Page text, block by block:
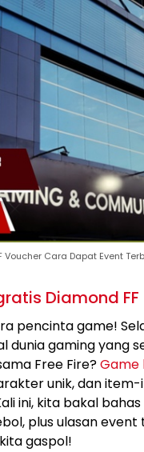
Cara Dapat Event
Diamond FF
pencinta game!
gaming yang
Free Fire?Game
unik, dan
ini, kita bakal
plus ulasan
gaspol!